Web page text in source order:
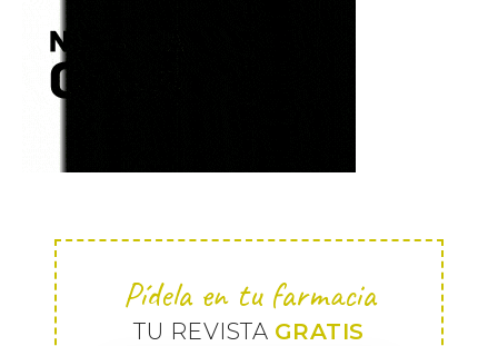
Pídela en tu farmacia
TU REVISTA GRATIS